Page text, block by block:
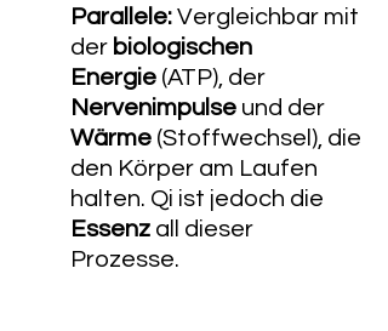
Parallele: Vergleichbar mit
der biologischen
Energie (ATP), der
Nervenimpulse und der
Wärme (Stoffwechsel), die
den Körper am Laufen
halten. Qi ist jedoch die
Essenz all dieser
Prozesse.